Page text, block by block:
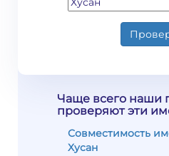
Чаще всего наши
проверяют эти
Совместимость
Хусан